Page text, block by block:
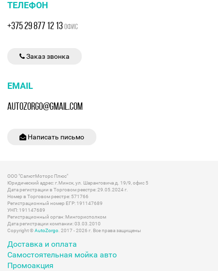
ТЕЛЕФОН
+375 29 877 12 13ОФИС
Заказ звонка
EMAIL
AUTOZORGO@GMAIL.COM
Написать письмо
ООО "СалютМоторс Плюс"
Юридический адрес: г.Минск, ул. Шаранговича д. 19/9, офис 5
Дата регистрации в Торговом реестре: 29.05.2024 г.
Номер в Торговом реестре: 571766
Регистрационный номер ЕГР: 191147689
УНП: 191147689
Регистрационный орган: Мингорисполком
Дата регистрации компании: 03.03.2010
Copyright ©AutoZorgo . 2017 - 2026 г. Все права защищены
Доставка и оплата
Самостоятельная мойка авто
Промоакция